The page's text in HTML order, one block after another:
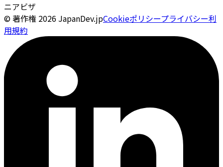
ニアビザ
© 著作権 2026 JapanDev.jpCookieポリシープライバシー利
用規約